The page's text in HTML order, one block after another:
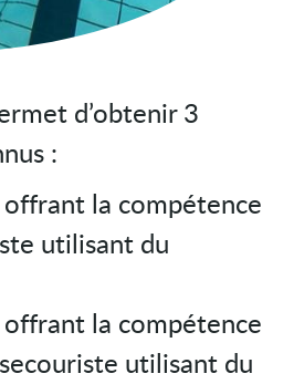
d’obtenir 3
:
offrant la compétence
utilisant du
offrant la compétence
utilisant du